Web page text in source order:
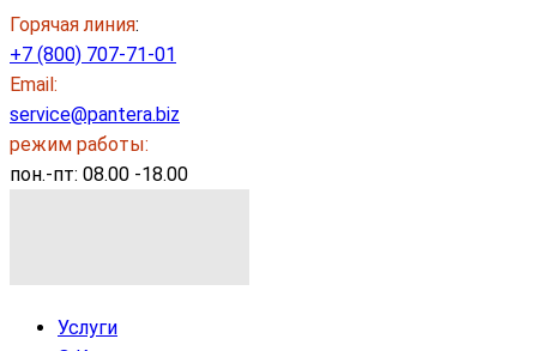
Горячая линия:
+7 (800) 707-71-01
Email:
service@pantera.biz
режим работы:
пон.-пт: 08.00 -18.00
Услуги